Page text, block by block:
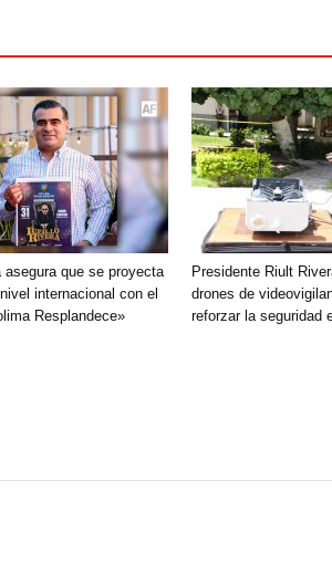
asegura que se proyecta
internacional con el
Resplandece»
Presidente Riult
drones de
reforzar la seguridad